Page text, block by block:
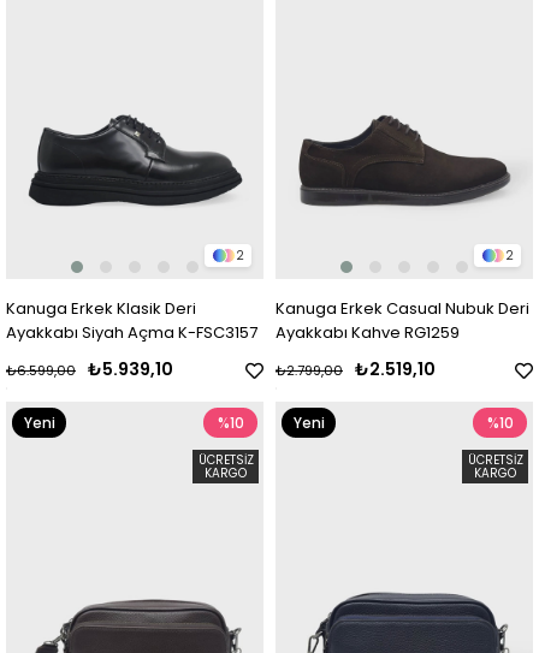
2
Kanuga Erkek Klasik Deri
Ayakkabı Siyah Açma K-FSC3157
₺5.939,10
₺6.599,00
2
Kanuga Erkek Casual Nubuk Deri
Ayakkabı Kahve RG1259
₺2.519,10
₺2.799,00
%10
ÜCRETSIZ
KARGO
Yeni
%10
ÜCRETSIZ
KARGO
Yeni